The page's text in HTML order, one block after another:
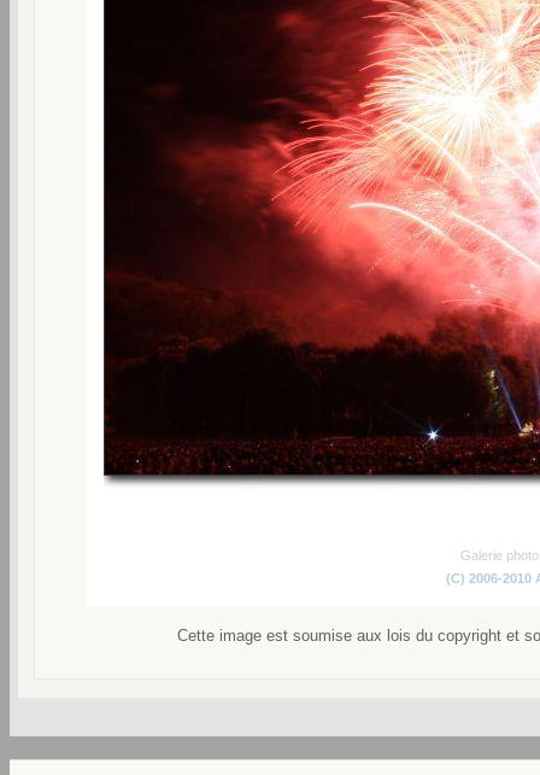
Galerie
(C) 2006-2010
Cette image est soumise aux lois du copyright et